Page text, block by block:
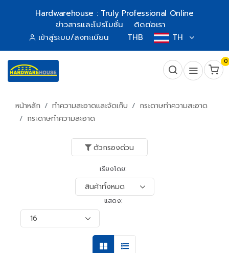
Hardwarehouse : Truly Professional Online
ข่าวสารและโปรโมชั่น
ติดต่อเรา
เข้าสู่ระบบ/ลงทะเบียน
THB TH
0
หน้าหลัก ทำความสะอาดและจัดเก็บ
กระดาษทำความสะอาด
กระดาษทำความสะอาด
ตัวกรองด่วน
เรียงโดย:
แสดง: